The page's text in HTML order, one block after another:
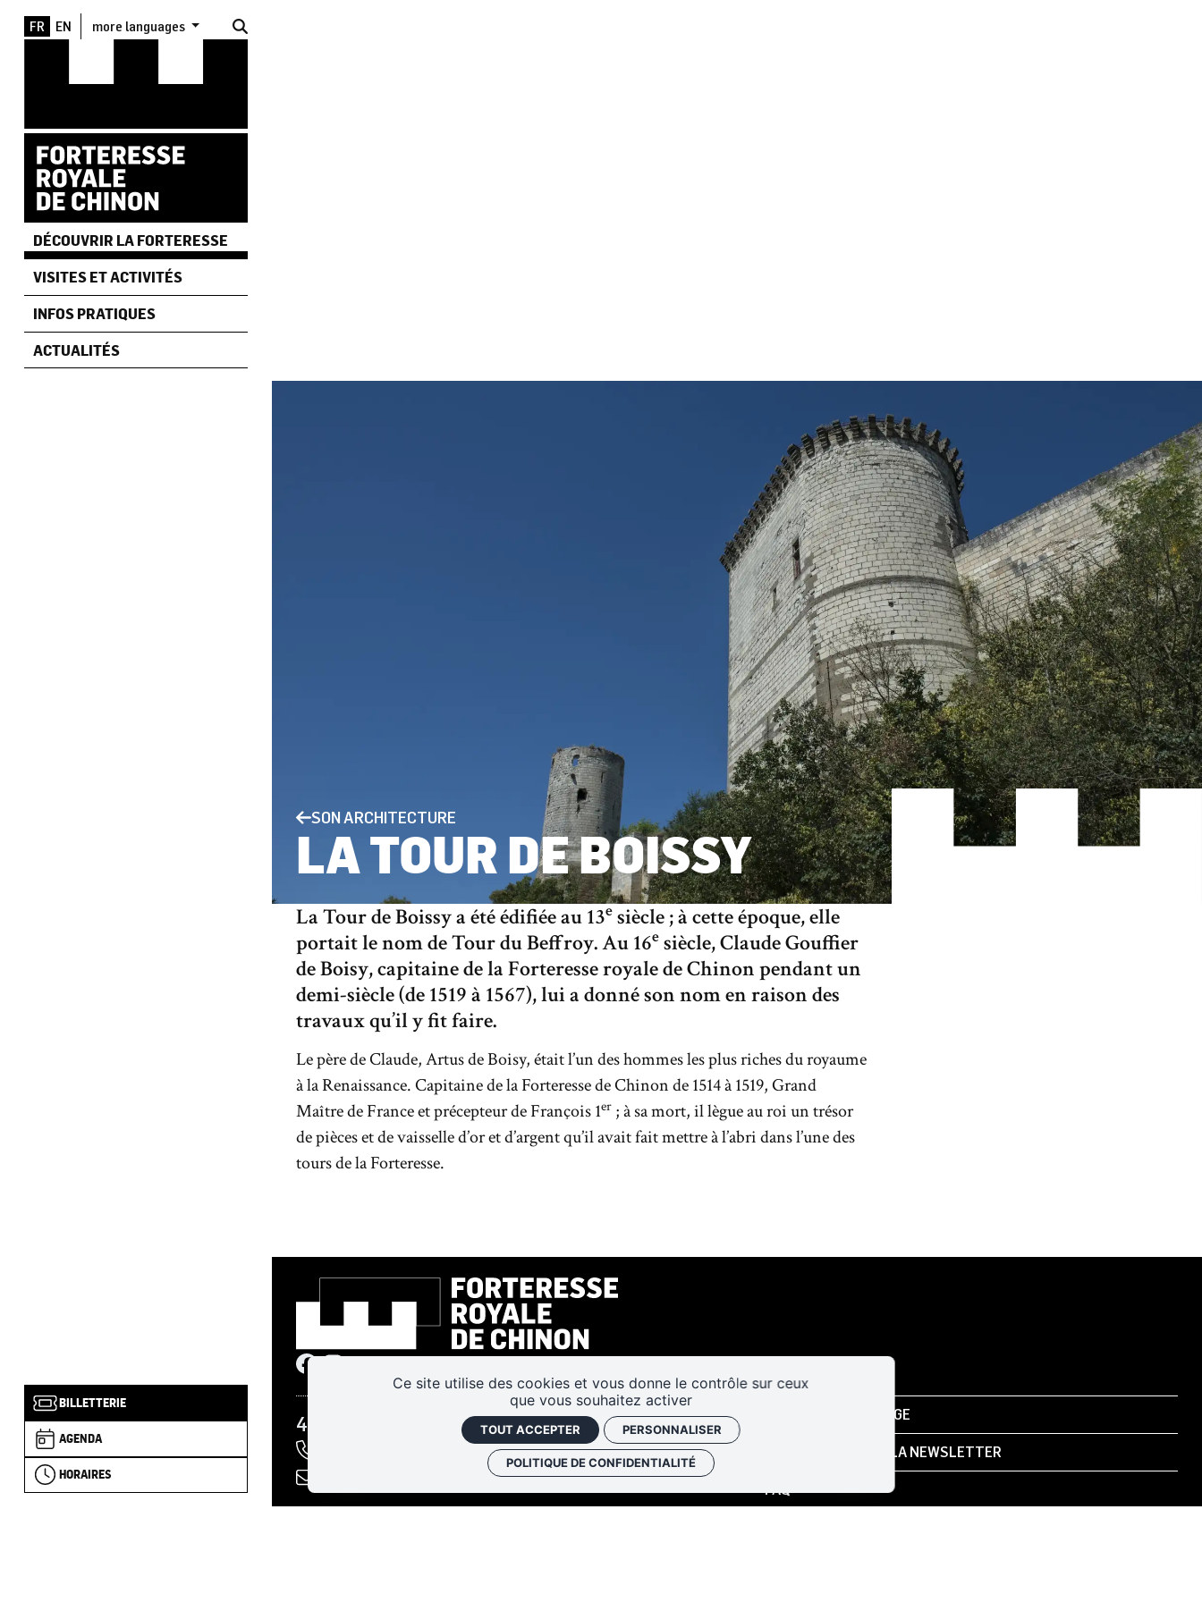
Ce site utilise des cookies et vous donne le contrôle sur ceux
que vous souhaitez activer
TOUT ACCEPTER PERSONNALISER
POLITIQUE DE CONFIDENTIALITÉ
more languages
DÉCOUVRIR LA FORTERESSE
VISITES ET ACTIVITÉS
INFOS PRATIQUES
ACTUALITÉS
BILLETTERIE
AGENDA
HORAIRES
SON ARCHITECTURE
LA TOUR DE BOISSY
La Tour de Boissy a été édifiée au 13e siècle ; à cette époque, elle
portait le nom de Tour du Beffroy. Au 16e siècle, Claude Gouffier
de Boisy, capitaine de la Forteresse royale de Chinon pendant un
demi-siècle (de 1519 à 1567), lui a donné son nom en raison des
travaux qu’il y fit faire.
Le père de Claude, Artus de Boisy, était l’un des hommes les plus riches du royaume
à la Renaissance. Capitaine de la Forteresse de Chinon de 1514 à 1519, Grand
Maître de France et précepteur de François 1er ; à sa mort, il lègue au roi un trésor
de pièces et de vaisselle d’or et d’argent qu’il avait fait mettre à l’abri dans l’une des
tours de la Forteresse.
4 RUE DU CHÂTEAU 37500 CHINON
+33 (0)2 47 93 13 45
forteressechinon@departement-touraine.fr
LOCATION/TOURNAGE
INSCRIVEZ-VOUS À LA NEWSLETTER
FAQ